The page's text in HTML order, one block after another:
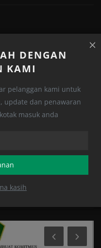
DENGAN
KAMI
pelanggan kami untuk
update dan penawaran
masuk anda
kasih